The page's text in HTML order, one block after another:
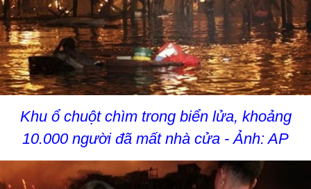
Khu ổ chuột chìm trong biển lửa, khoảng
10.000 người đã mất nhà cửa - Ảnh: AP